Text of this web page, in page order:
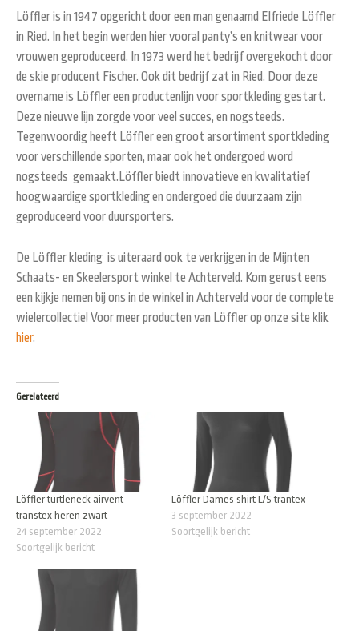
Löffler is in 1947 opgericht door een man genaamd Elfriede Löffler
in Ried. In het begin werden hier vooral panty’s en knitwear voor
vrouwen geproduceerd. In 1973 werd het bedrijf overgekocht door
de skie producent Fischer. Ook dit bedrijf zat in Ried. Door deze
overname is Löffler een productenlijn voor sportkleding gestart.
Deze nieuwe lijn zorgde voor veel succes, en nogsteeds.
Tegenwoordig heeft Löffler een groot arsortiment sportkleding
voor verschillende sporten, maar ook het ondergoed word
nogsteeds gemaakt.Löffler biedt innovatieve en kwalitatief
hoogwaardige sportkleding en ondergoed die duurzaam zijn
geproduceerd voor duursporters.
De Löffler kleding is uiteraard ook te verkrijgen in de Mijnten
Schaats- en Skeelersport winkel te Achterveld. Kom gerust eens
een kijkje nemen bij ons in de winkel in Achterveld voor de complete
wielercollectie! Voor meer producten van Löffler op onze site klik
hier.
Gerelateerd
Löffler turtleneck airvent
transtex heren zwart
24 september 2022
Soortgelijk bericht
Löffler Dames shirt L/S trantex
3 september 2022
Soortgelijk bericht